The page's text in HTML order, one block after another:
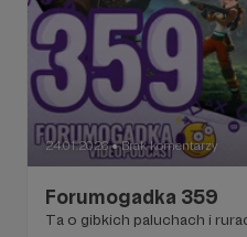
24.01.2026 ● Brak komentarzy
Forumogadka 359
Ta o gibkich paluchach i